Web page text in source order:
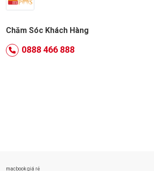
Chăm Sóc Khách Hàng
0888 466 888
macbook giá rẻ